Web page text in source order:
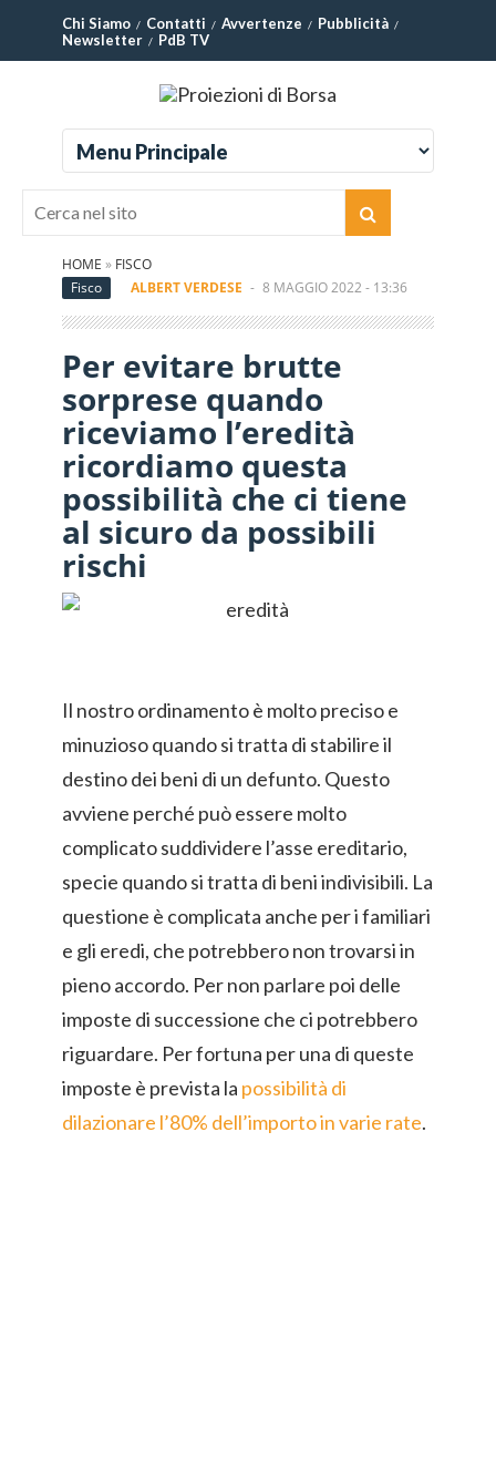
Chi Siamo Contatti Avvertenze
Pubblicità
Newsletter
PdB TV
HOME » FISCO
Fisco
ALBERT VERDESE - 8 MAGGIO 2022 - 13:36
Per evitare brutte
sorprese quando
riceviamo l’eredità
ricordiamo questa
possibilità che ci tiene
al sicuro da possibili
rischi
Il nostro ordinamento è molto preciso e
minuzioso quando si tratta di stabilire il
destino dei beni di un defunto. Questo
avviene perché può essere molto
complicato suddividere l’asse ereditario,
specie quando si tratta di beni indivisibili. La
questione è complicata anche per i familiari
e gli eredi, che potrebbero non trovarsi in
pieno accordo. Per non parlare poi delle
imposte di successione che ci potrebbero
riguardare. Per fortuna per una di queste
imposte è prevista la possibilità di
dilazionare l’80% dell’importo in varie rate.